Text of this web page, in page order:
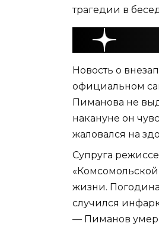
трагедии в
Новость о
официальном
Пиманова не
накануне он
жаловался на
Супруга
«Комсомольской
жизни.
случился
— Пиманов умер